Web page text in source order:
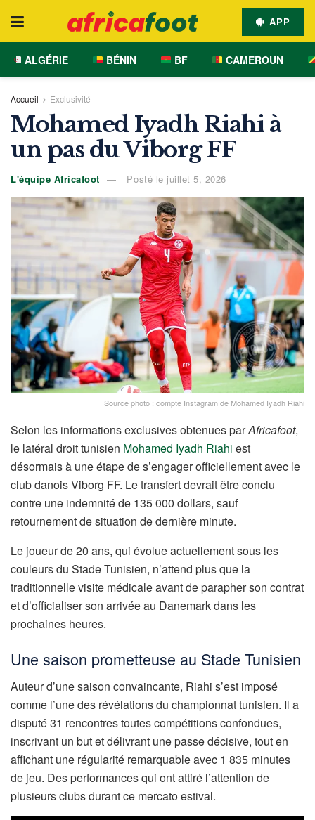
APP
ALGÉRIE BÉNIN BF CAMEROUN
Accueil Exclusivité
Mohamed Iyadh Riahi à
un pas du Viborg FF
L'équipe Africafoot Posté le juillet 5, 2026
Source photo : compte Instagram de Mohamed Iyadh Riahi
Selon les informations exclusives obtenues parAfricafoot,
le latéral droit tunisien Mohamed Iyadh Riahi est
désormais à une étape de s’engager officiellement avec le
club danois Viborg FF. Le transfert devrait être conclu
contre une indemnité de 135 000 dollars, sauf
retournement de situation de dernière minute.
Le joueur de 20 ans, qui évolue actuellement sous les
couleurs du Stade Tunisien, n’attend plus que la
traditionnelle visite médicale avant de parapher son contrat
et d’officialiser son arrivée au Danemark dans les
prochaines heures.
Une saison prometteuse au Stade Tunisien
Auteur d’une saison convaincante, Riahi s’est imposé
comme l’une des révélations du championnat tunisien. Il a
disputé 31 rencontres toutes compétitions confondues,
inscrivant un but et délivrant une passe décisive, tout en
affichant une régularité remarquable avec 1 835 minutes
de jeu. Des performances qui ont attiré l’attention de
plusieurs clubs durant ce mercato estival.